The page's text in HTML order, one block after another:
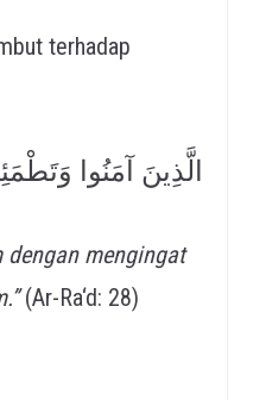
الَّذِينَ آمَنُوا
dengan mengingat
(Ar-Ra‘d: 28)